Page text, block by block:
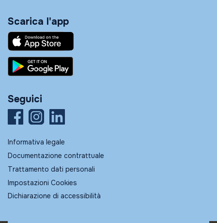
Scarica l'app
Seguici
Informativa legale
Documentazione contrattuale
Trattamento dati personali
Impostazioni Cookies
Dichiarazione di accessibilità